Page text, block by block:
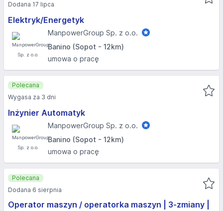
Elektryk/Energetyk
ManpowerGroup Sp. z o.o.
Banino (Sopot - 12km)
umowa o pracę
Dodana 17 lipca
Inżynier Automatyk
ManpowerGroup Sp. z o.o.
Banino (Sopot - 12km)
umowa o pracę
Polecana
Wygasa za 3 dni
Operator maszyn / operatorka maszyn | 3-zmiany |
Polecana
Dodana 6 sierpnia